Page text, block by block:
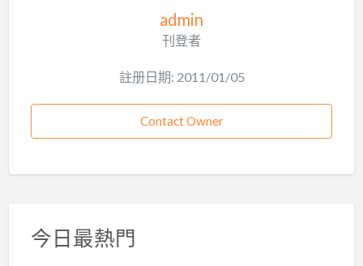
admin
刊登者
註册日期: 2011/01/05
Contact Owner
今日最熱門